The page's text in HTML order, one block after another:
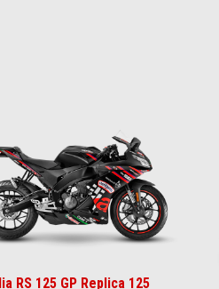
RS 125 GP Replica 125